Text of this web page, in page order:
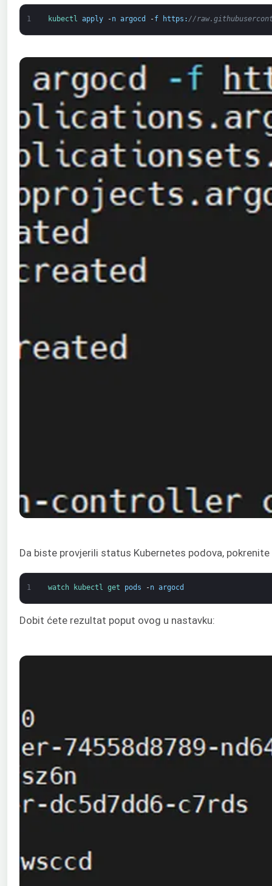
1 kubectl apply -n argocd -f https : //
Da biste provjerili status Kubernetes podova, pokrenite
1 watch kubectl get pods -n argocd
Dobit ćete rezultat poput ovog u nastavku: